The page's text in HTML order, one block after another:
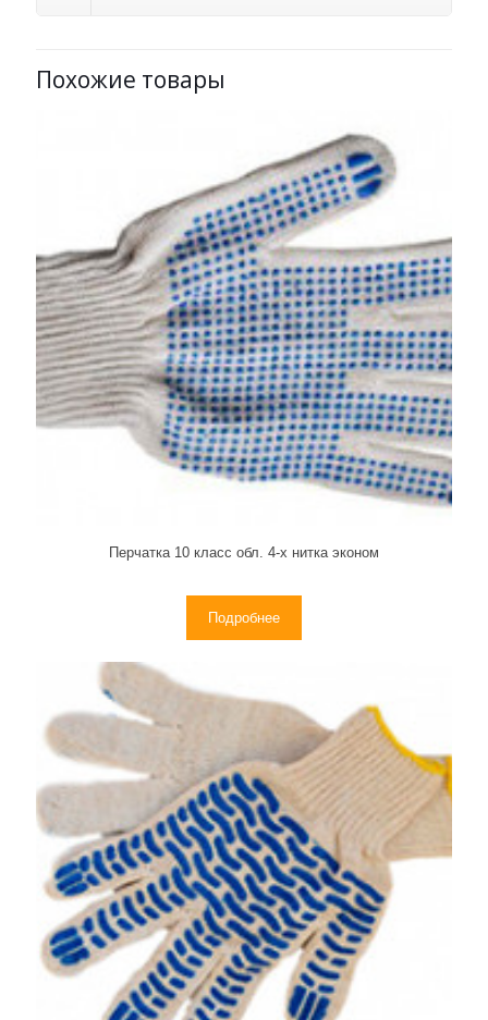
Похожие товары
Перчатка 10 класс обл. 4-х нитка эконом
Подробнее